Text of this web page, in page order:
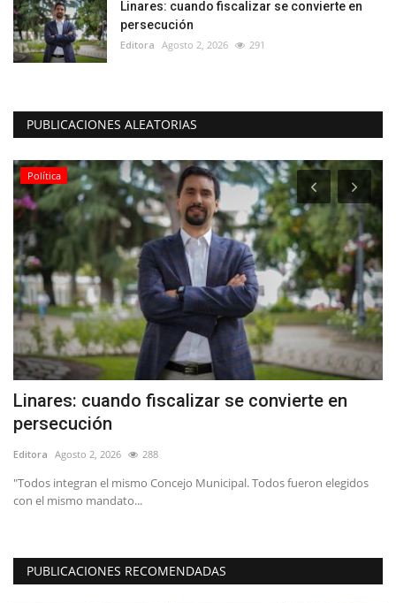
Linares: cuando fiscalizar se convierte en
persecución
Editora Agosto 2, 2026 291
PUBLICACIONES ALEATORIAS
Política
Linares: cuando fiscalizar se convierte en
persecución
Editora Agosto 2, 2026 288
"Todos integran el mismo Concejo Municipal. Todos fueron elegidos
con el mismo mandato...
PUBLICACIONES RECOMENDADAS